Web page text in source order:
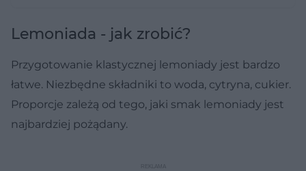
Lemoniada - jak zrobić?
Przygotowanie klastycznej lemoniady jest bardzo
łatwe. Niezbędne składniki to woda, cytryna, cukier.
Proporcje zależą od tego, jaki smak lemoniady jest
najbardziej pożądany.